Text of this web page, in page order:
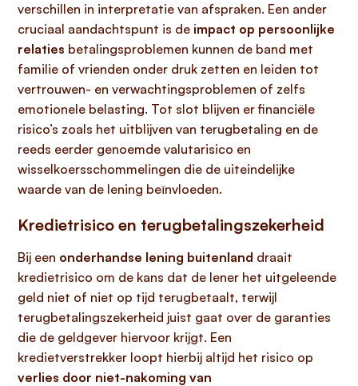
verschillen in interpretatie van afspraken. Een ander
cruciaal aandachtspunt is de impact op persoonlijke
relaties betalingsproblemen kunnen de band met
familie of vrienden onder druk zetten en leiden tot
vertrouwen- en verwachtingsproblemen of zelfs
emotionele belasting. Tot slot blijven er financiële
risico’s zoals het uitblijven van terugbetaling en de
reeds eerder genoemde valutarisico en
wisselkoersschommelingen die de uiteindelijke
waarde van de lening beïnvloeden.
Kredietrisico en terugbetalingszekerheid
Bij een onderhandse lening buitenland draait
kredietrisico om de kans dat de lener het uitgeleende
geld niet of niet op tijd terugbetaalt, terwijl
terugbetalingszekerheid juist gaat over de garanties
die de geldgever hiervoor krijgt. Een
kredietverstrekker loopt hierbij altijd het risico op
verlies door niet-nakoming van